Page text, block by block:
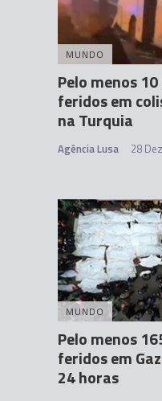
MUNDO
Pelo menos
feridos em
na Turquia
Agência Lusa 28
MUNDO
Pelo menos
feridos em
24 horas